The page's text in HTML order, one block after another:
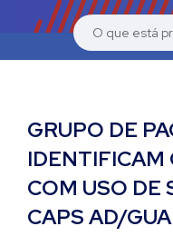
GRUPO DE
IDENTIFICAM
COM USO DE
CAPS AD/